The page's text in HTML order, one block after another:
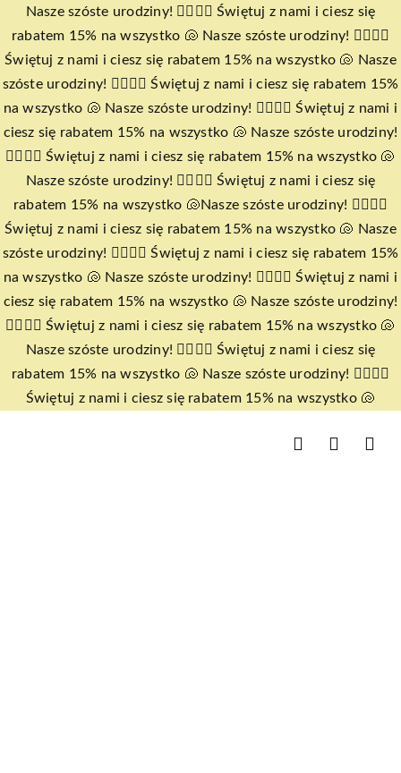
Przejdź
do
zawartości
Nasze szóste urodziny! 🧜‍♀️🧜‍♀️ Świętuj z nami i ciesz się
rabatem 15% na wszystko 🐚 Nasze szóste urodziny! 🧜‍♀️🧜‍♀️
Świętuj z nami i ciesz się rabatem 15% na wszystko 🐚 Nasze
szóste urodziny! 🧜‍♀️🧜‍♀️ Świętuj z nami i ciesz się rabatem 15%
na wszystko 🐚 Nasze szóste urodziny! 🧜‍♀️🧜‍♀️ Świętuj z nami i
ciesz się rabatem 15% na wszystko 🐚 Nasze szóste urodziny!
🧜‍♀️🧜‍♀️ Świętuj z nami i ciesz się rabatem 15% na wszystko 🐚
Nasze szóste urodziny! 🧜‍♀️🧜‍♀️ Świętuj z nami i ciesz się
rabatem 15% na wszystko 🐚Nasze szóste urodziny! 🧜‍♀️🧜‍♀️
Świętuj z nami i ciesz się rabatem 15% na wszystko 🐚 Nasze
szóste urodziny! 🧜‍♀️🧜‍♀️ Świętuj z nami i ciesz się rabatem 15%
na wszystko 🐚 Nasze szóste urodziny! 🧜‍♀️🧜‍♀️ Świętuj z nami i
ciesz się rabatem 15% na wszystko 🐚 Nasze szóste urodziny!
🧜‍♀️🧜‍♀️ Świętuj z nami i ciesz się rabatem 15% na wszystko 🐚
Nasze szóste urodziny! 🧜‍♀️🧜‍♀️ Świętuj z nami i ciesz się
rabatem 15% na wszystko 🐚 Nasze szóste urodziny! 🧜‍♀️🧜‍♀️
Świętuj z nami i ciesz się rabatem 15% na wszystko 🐚